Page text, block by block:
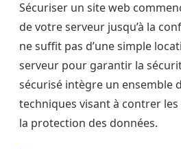
Sécuriser un site web
de votre serveur jusqu’à la
ne suffit pas d’une simple
serveur pour garantir la
sécurisé intègre un ensemble
techniques visant à contrer
la protection des données.